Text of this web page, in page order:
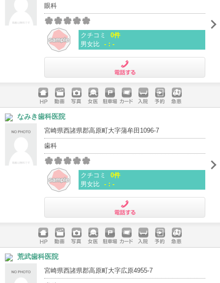
眼科
クチコミ
0件
男女比 -：-
ホームペ
ージ
動画 写真 女医 駐車場
クレジッ
入院 予約 急患
なみき歯科医院
宮崎県西諸県郡高原町大字蒲牟田1096-7
歯科
クチコミ
0件
男女比 -：-
ホームペ
ージ
動画 写真 女医 駐車場
クレジッ
入院 予約 急患
荒武歯科医院
宮崎県西諸県郡高原町大字広原4955-7